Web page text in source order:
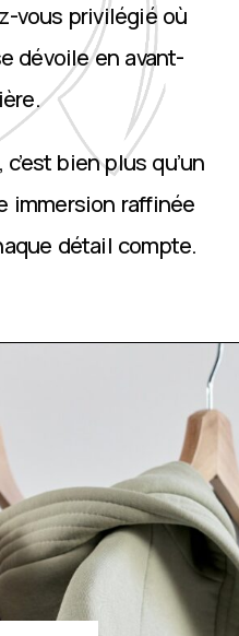
vous privilégié où
dévoile en avant-
c’est bien plus qu’un
immersion raffinée
détail compte.